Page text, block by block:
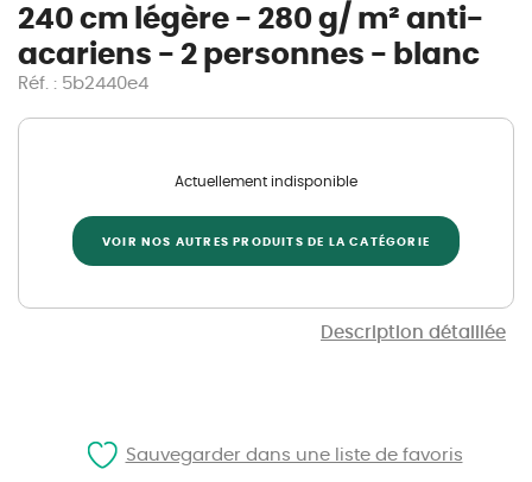
240 cm légère - 280 g/ m² anti-
acariens - 2 personnes - blanc
Réf. : 5b2440e4
Description détaillée
Actuellement indisponible
VOIR NOS AUTRES PRODUITS DE LA CATÉGORIE
Sauvegarder dans une liste de favoris